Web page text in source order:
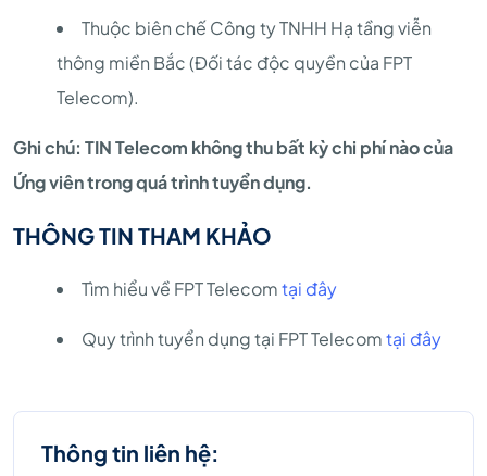
Thuộc biên chế Công ty TNHH Hạ tầng viễn
thông miền Bắc (Đối tác độc quyền của FPT
Telecom).
Ghi chú: TIN Telecom không thu bất kỳ chi phí nào của
Ứng viên trong quá trình tuyển dụng.
THÔNG TIN THAM KHẢO
Tìm hiểu về FPT Telecomtại đây
Quy trình tuyển dụng tại FPT Telecomtại đây
Thông tin liên hệ: